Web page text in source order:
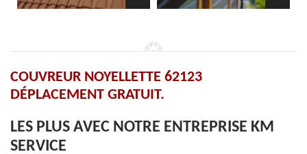
COUVREUR NOYELLETTE 62123
DÉPLACEMENT GRATUIT.
LES PLUS AVEC NOTRE ENTREPRISE KM
SERVICE